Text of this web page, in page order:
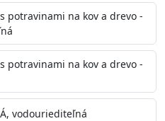
obaloch medzi 5°C až
potravinami na kov a drevo -
potravinami na kov a drevo -
vodouriediteľná